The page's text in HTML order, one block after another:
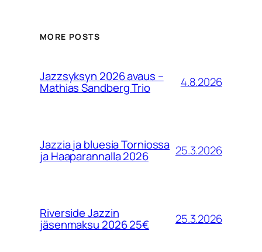
MORE POSTS
Jazzsyksyn 2026 avaus –
Mathias Sandberg Trio 4.8.2026
Jazzia ja bluesia Torniossa
ja Haaparannalla 2026 25.3.2026
Riverside Jazzin
jäsenmaksu 2026 25€ 25.3.2026